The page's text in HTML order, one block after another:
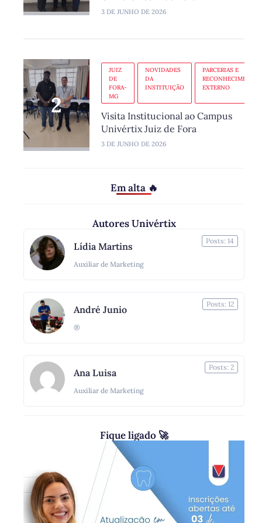
3 DE JUNHO DE 2026
JUIZ
DE
FORA-
MG
NOVIDADES
DA
INSTITUIÇÃO
PARCERIAS E
RECONHECIMENTO
EXTERNO
Visita Institucional ao Campus
Univértix Juiz de Fora
3 DE JUNHO DE 2026
Em alta 🔥
Autores Univértix
Lídia Martins
Auxiliar de Marketing
Posts: 14
André Junio
®
Posts: 12
Ana Luisa
Auxiliar de Marketing
Posts: 2
Fique ligado 🚀